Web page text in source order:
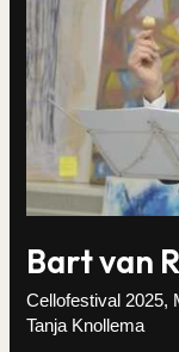
Bart van
Cellofestival 2025,
Tanja Knollema